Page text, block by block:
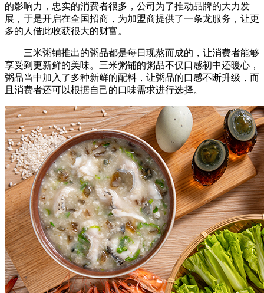
的影响力，忠实的消费者很多，公司为了推动品牌的大力发
展，于是开启在全国招商，为加盟商提供了一条龙服务，让更
多的人借此收获很大的财富。
三米粥铺推出的粥品都是每日现熬而成的，让消费者能够
享受到更新鲜的美味。三米粥铺的粥品不仅口感初中还暖心，
粥品当中加入了多种新鲜的配料，让粥品的口感不断升级，而
且消费者还可以根据自己的口味需求进行选择。